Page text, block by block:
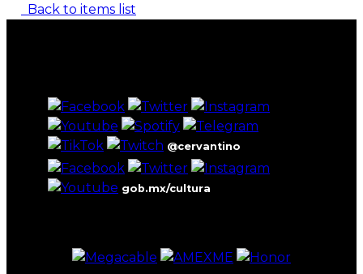
Back to items list
@cervantino
gob.mx/cultura